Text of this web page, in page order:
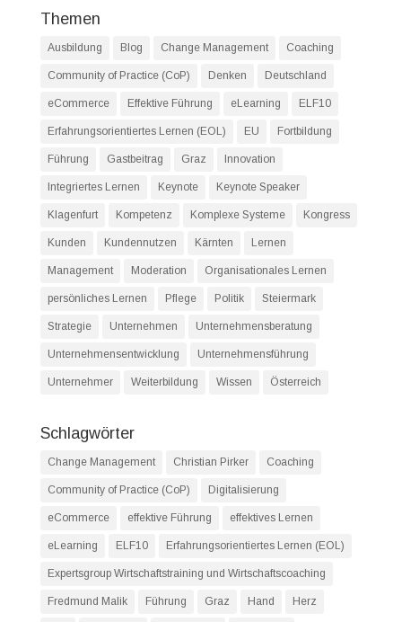
Themen
Ausbildung Blog Change Management Coaching
Community of Practice (CoP) Denken Deutschland
eCommerce Effektive Führung eLearning ELF10
Erfahrungsorientiertes Lernen (EOL) EU Fortbildung
Führung Gastbeitrag Graz Innovation
Integriertes Lernen Keynote Keynote Speaker
Klagenfurt Kompetenz Komplexe Systeme Kongress
Kunden Kundennutzen Kärnten Lernen
Management Moderation Organisationales Lernen
persönliches Lernen Pflege Politik Steiermark
Strategie Unternehmen Unternehmensberatung
Unternehmensentwicklung Unternehmensführung
Unternehmer Weiterbildung Wissen Österreich
Schlagwörter
Change Management Christian Pirker Coaching
Community of Practice (CoP) Digitalisierung
eCommerce effektive Führung effektives Lernen
eLearning ELF10 Erfahrungsorientiertes Lernen (EOL)
Expertsgroup Wirtschaftstraining und Wirtschaftscoaching
Fredmund Malik Führung Graz Hand Herz